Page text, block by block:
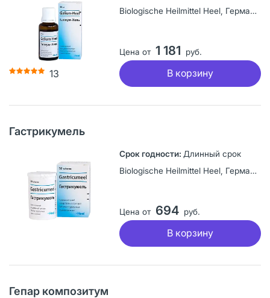
13
Biologische Heilmittel Heel, Германия
Цена от 1 181 руб.
В корзину
Гастрикумель
Длинный срок
Biologische Heilmittel Heel, Германия
Цена от 694 руб.
В корзину
Гепар композитум